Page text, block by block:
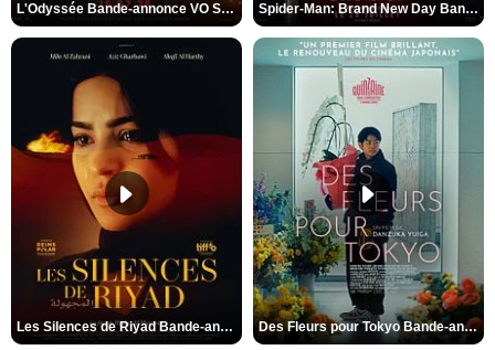
L'Odyssée Bande-annonce VO STFR Spider-Man: Brand New Day Bande-annonce VO STFR
Les Silences de Riyad Bande-annonce VO STFR Des Fleurs pour Tokyo Bande-annonce VO STFR